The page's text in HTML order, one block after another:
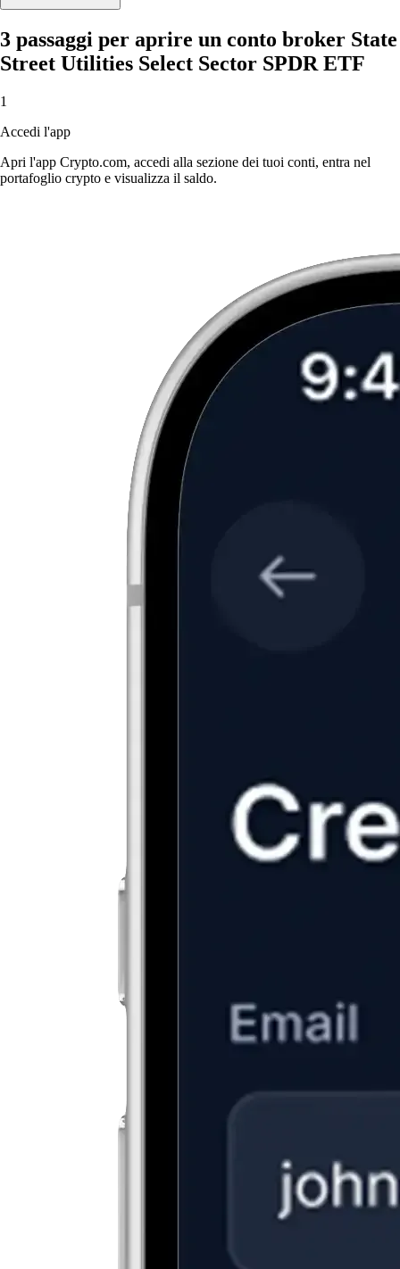
3 passaggi per aprire un conto broker State
Street Utilities Select Sector SPDR ETF
1
Accedi l'app
Apri l'app Crypto.com, accedi alla sezione dei tuoi conti, entra nel
portafoglio crypto e visualizza il saldo.